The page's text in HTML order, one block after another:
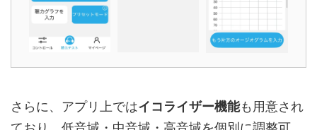
さらに、アプリ上ではイコライザー機能も用意され